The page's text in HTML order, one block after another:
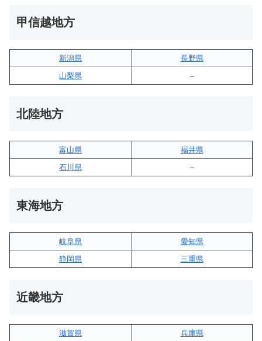
甲信越地方
新潟県
長野県
山梨県
–
北陸地方
富山県
福井県
石川県
–
東海地方
岐阜県
愛知県
静岡県
三重県
近畿地方
滋賀県
兵庫県